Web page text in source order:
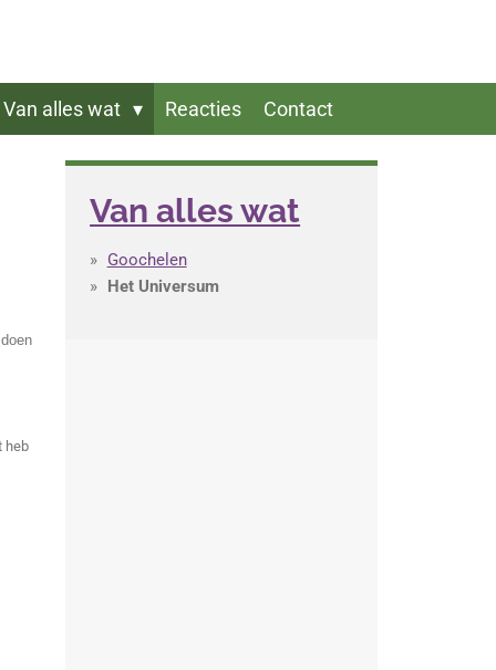
Van alles wat Reacties Contact
heb
Van alles wat
Goochelen
Het Universum